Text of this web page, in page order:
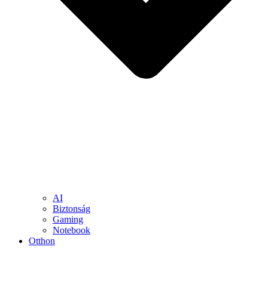
AI
Biztonság
Gaming
Notebook
Otthon